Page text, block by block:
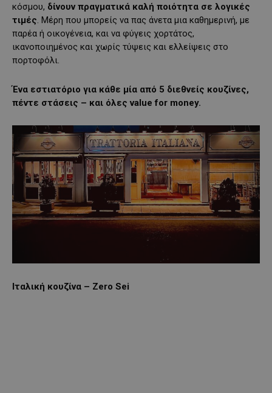
κόσμου, δίνουν πραγματικά καλή ποιότητα σε λογικές
τιμές. Μέρη που μπορείς να πας άνετα μια καθημερινή, με
παρέα ή οικογένεια, και να φύγεις χορτάτος,
ικανοποιημένος και χωρίς τύψεις και ελλείψεις στο
πορτοφόλι.
Ένα εστιατόριο για κάθε μία από 5 διεθνείς κουζίνες,
πέντε στάσεις – και όλες value for money.
Ιταλική κουζίνα – Zero Sei